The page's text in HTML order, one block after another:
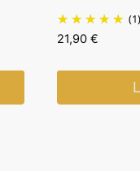
(1)
21,90 €